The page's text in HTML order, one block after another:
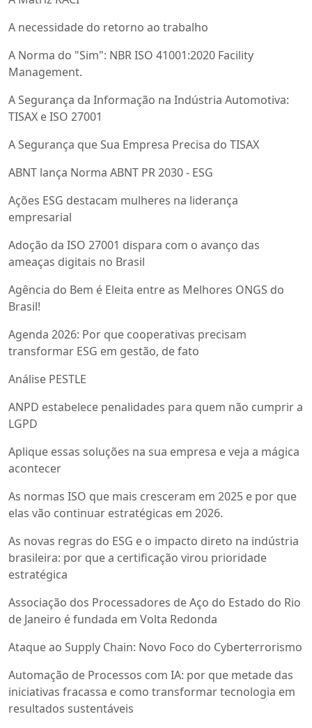
A necessidade do retorno ao trabalho
A Norma do "Sim": NBR ISO 41001:2020 Facility
Management.
A Segurança da Informação na Indústria Automotiva:
TISAX e ISO 27001
A Segurança que Sua Empresa Precisa do TISAX
ABNT lança Norma ABNT PR 2030 - ESG
Ações ESG destacam mulheres na liderança
empresarial
Adoção da ISO 27001 dispara com o avanço das
ameaças digitais no Brasil
Agência do Bem é Eleita entre as Melhores ONGS do
Brasil!
Agenda 2026: Por que cooperativas precisam
transformar ESG em gestão, de fato
Análise PESTLE
ANPD estabelece penalidades para quem não cumprir a
LGPD
Aplique essas soluções na sua empresa e veja a mágica
acontecer
As normas ISO que mais cresceram em 2025 e por que
elas vão continuar estratégicas em 2026.
As novas regras do ESG e o impacto direto na indústria
brasileira: por que a certificação virou prioridade
estratégica
Associação dos Processadores de Aço do Estado do Rio
de Janeiro é fundada em Volta Redonda
Ataque ao Supply Chain: Novo Foco do Cyberterrorismo
Automação de Processos com IA: por que metade das
iniciativas fracassa e como transformar tecnologia em
resultados sustentáveis